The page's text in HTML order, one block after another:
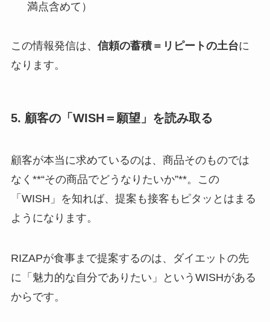
満点含めて）
この情報発信は、 信頼の蓄積＝リピートの土台に
なります。
5. 顧客の「WISH＝願望」を読み取る
顧客が本当に求めているのは、商品そのものでは
なく**“その商品でどうなりたいか”**。この
「WISH」を知れば、提案も接客もピタッとはまる
ようになります。
RIZAPが食事まで提案するのは、ダイエットの先
に「魅力的な自分でありたい」というWISHがある
からです。